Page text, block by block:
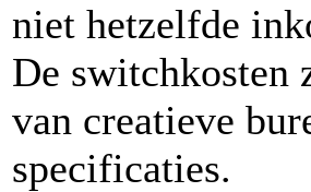
niet hetzelfde
De switchkosten
van creatieve
specificaties.